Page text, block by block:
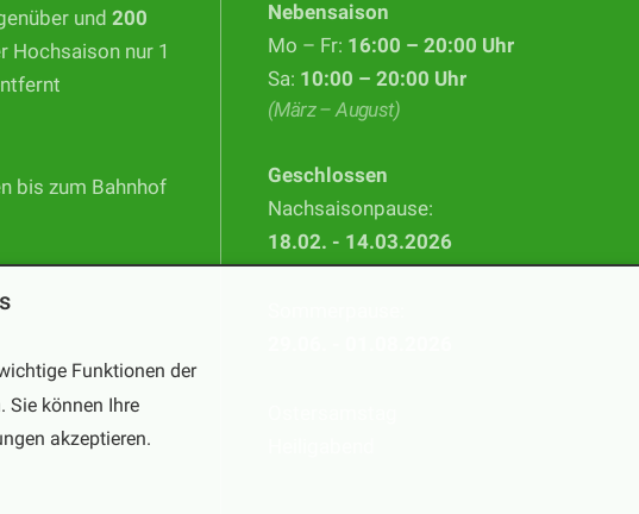
und 200
Hochsaison nur 1
bis zum Bahnhof
Nebensaison
Mo – Fr: 16:00 – 20:00 Uhr
Sa: 10:00 – 20:00 Uhr
(März – August)
Geschlossen
Nachsaisonpause:
18.02. - 14.03.2026
Funktionen der
Sie können Ihre
akzeptieren.